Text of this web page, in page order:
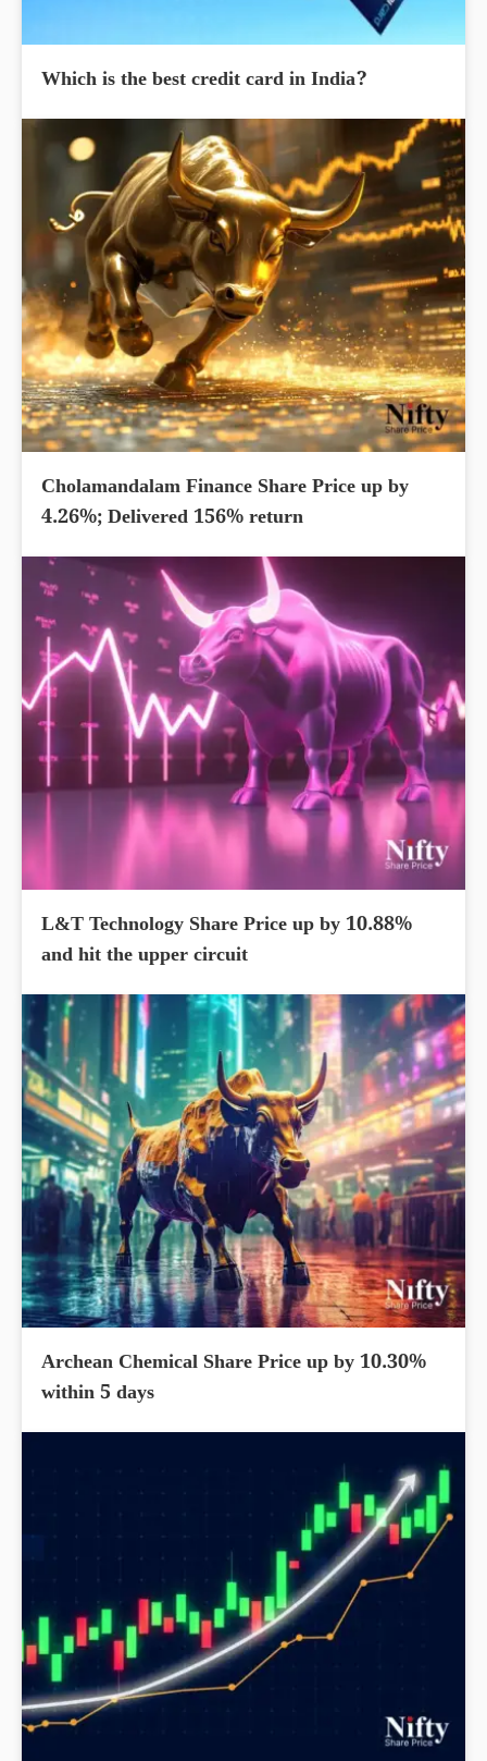
Which is the best credit card in India?
Cholamandalam Finance Share Price up by
4.26%; Delivered 156% return
L&T Technology Share Price up by 10.88%
and hit the upper circuit
Archean Chemical Share Price up by 10.30%
within 5 days